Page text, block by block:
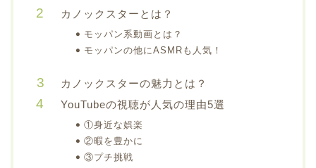
カノックスターとは？
モッパン系動画とは？
モッパンの他にASMRも人気！
カノックスターの魅力とは？
YouTubeの視聴が人気の理由5選
①身近な娯楽
②暇を豊かに
③プチ挑戦